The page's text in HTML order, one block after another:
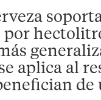
por
aplica al